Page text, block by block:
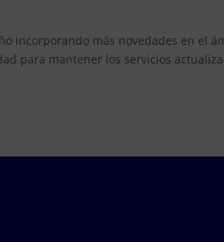
incorporando más novedades en el
para mantener los servicios